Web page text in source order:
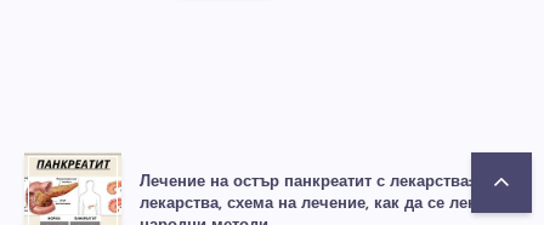
Лечение на остър панкреатит с лекарства:
лекарства, схема на лечение, как да се лекуват